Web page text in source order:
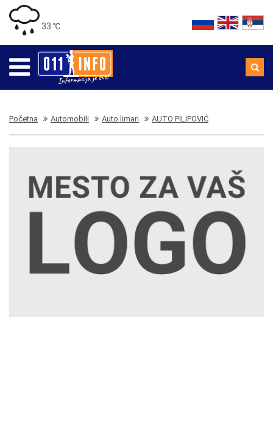
33 ℃
Početna Automobili Auto limari AUTO PILIPOVIĆ